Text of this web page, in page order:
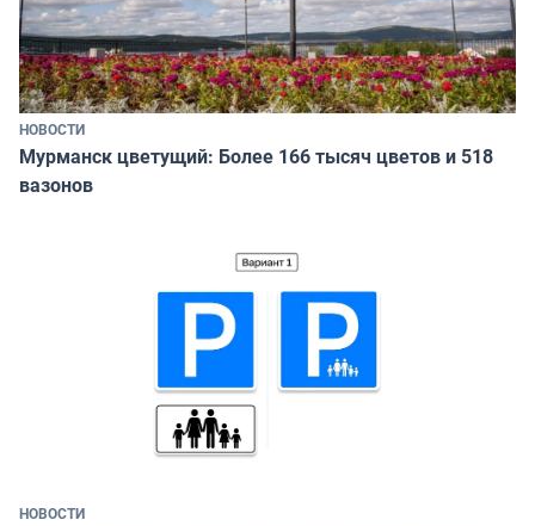
НОВОСТИ
Мурманск цветущий: Более 166 тысяч цветов и 518
вазонов
НОВОСТИ